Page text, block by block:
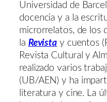
Universidad de
docencia y a la
microrrelatos, de los
la Revista y cuentos
Revista Cultural y
realizado varios
(UB/AEN) y ha
literatura y cine. La